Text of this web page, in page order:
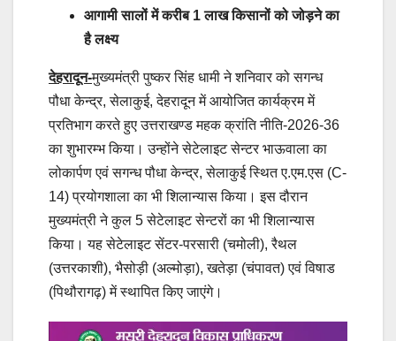
आगामी सालों में करीब 1 लाख किसानों को जोड़ने का
है लक्ष्य
देहरादून-मुख्यमंत्री पुष्कर सिंह धामी ने शनिवार को सगन्ध
पौधा केन्द्र, सेलाकुई, देहरादून में आयोजित कार्यक्रम में
प्रतिभाग करते हुए उत्तराखण्ड महक क्रांति नीति-2026-36
का शुभारम्भ किया। उन्होंने सेटेलाइट सेन्टर भाऊवाला का
लोकार्पण एवं सगन्ध पौधा केन्द्र, सेलाकुई स्थित ए.एम.एस (C-
14) प्रयोगशाला का भी शिलान्यास किया। इस दौरान
मुख्यमंत्री ने कुल 5 सेटेलाइट सेन्टरों का भी शिलान्यास
किया। यह सेटेलाइट सेंटर-परसारी (चमोली), रैथल
(उत्तरकाशी), भैसोड़ी (अल्मोड़ा), खतेड़ा (चंपावत) एवं विषाड
(पिथौरागढ़) में स्थापित किए जाएंगे।